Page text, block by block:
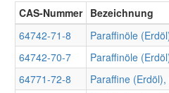
CAS-Nummer Bezeichnung
64742-71-8
Paraffinöle
64742-70-7
Paraffinöle
64771-72-8
Paraffine